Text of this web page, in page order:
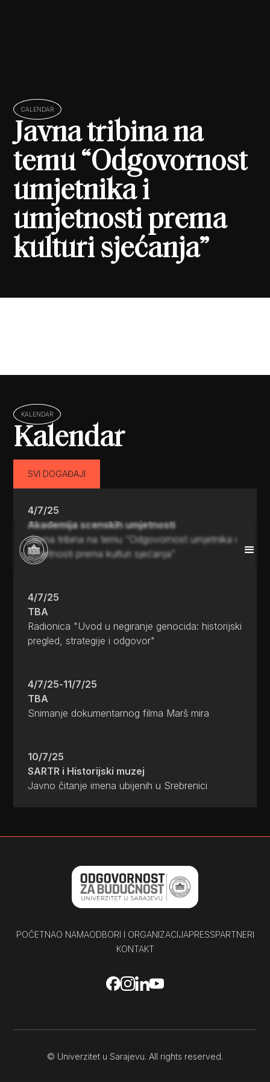
CALENDAR
Javna tribina na
temu “Odgovornost
umjetnika i
umjetnosti prema
kulturi sjećanja”
KALENDAR
Kalendar
SVI DOGAĐAJI
4/7/25
Akademija scenskih umjetnosti
Javna tribina na temu “Odgovornost umjetnika i
umjetnosti prema kulturi sjećanja”
4/7/25
TBA
Radionica "Uvod u negiranje genocida: historijski
pregled, strategije i odgovor"
4/7/25-11/7/25
TBA
Snimanje dokumentarnog filma Marš mira
10/7/25
SARTR i Historijski muzej
Javno čitanje imena ubijenih u Srebrenici
POČETNAO NAMAODBORI I ORGANIZACIJAPRESSPARTNERI
KONTAKT
© Univerzitet u Sarajevu. All rights reserved.